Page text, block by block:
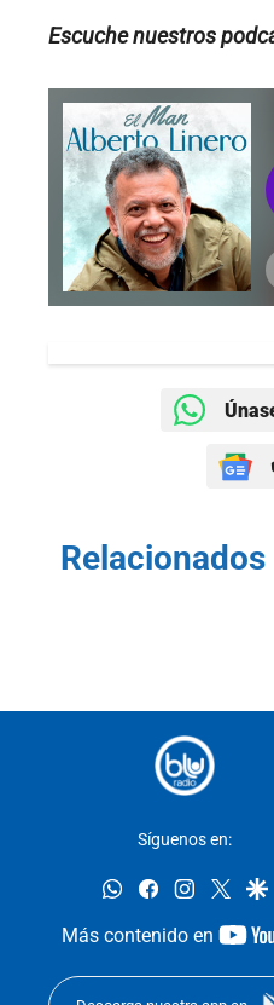
Escuche nuestros
Relacionados
Síguenos en:
whatsappfacebookinstagram
twitter
Más contenido en